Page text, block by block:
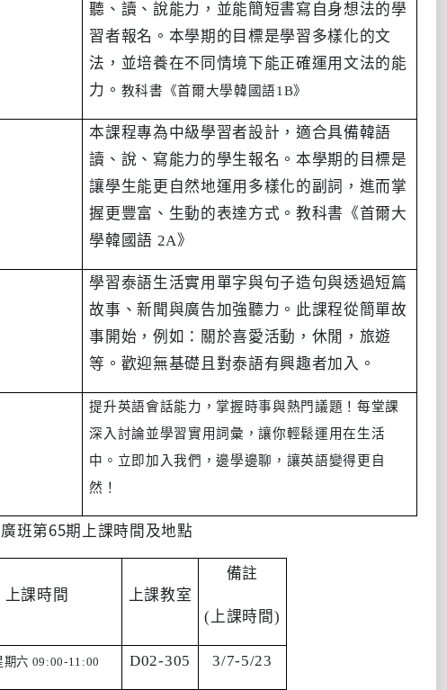
聽、讀、說能力，並能簡短書寫自身想法的學
習者報名。本學期的目標是學習多樣化的文
法，並培養在不同情境下能正確運用文法的能
力。 教科書《首爾大學韓國語1B》
本課程專為中級學習者設計，適合具備韓語
讀、說、寫能力的學生報名。本學期的目標是
讓學生能更自然地運用多樣化的副詞，進而掌
握更豐富、生動的表達方式。教科書《首爾大
學韓國語 2A》
學習泰語生活實用單字與句子造句與透過短篇
故事、新聞與廣告加強聽力。此課程從簡單故
事開始，例如：關於喜愛活動，休閒，旅遊
等。歡迎無基礎且對泰語有興趣者加入。
提升英語會話能力，掌握時事與熱門議題！每堂課
深入討論並學習實用詞彙，讓你輕鬆運用在生活
中。立即加入我們，邊學邊聊，讓英語變得更自
然！
班第65期上課時間及地點
上課時間 上課教室
備註
(上課時間 )
期六 09:00-11:00 D02-305 3/7-5/23